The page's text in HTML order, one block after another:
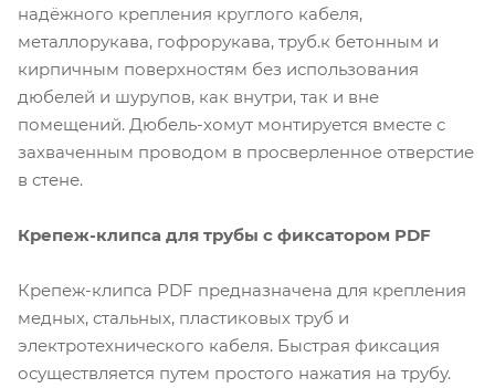
надёжного крепления круглого кабеля,
металлорукава, гофрорукава, труб.к бетонным и
кирпичным поверхностям без использования
дюбелей и шурупов, как внутри, так и вне
помещений. Дюбель-хомут монтируется вместе с
захваченным проводом в просверленное отверстие
в стене.
Крепеж-клипса для трубы с фиксатором PDF
Крепеж-клипса PDF предназначена для крепления
медных, стальных, пластиковых труб и
электротехнического кабеля. Быстрая фиксация
осуществляется путем простого нажатия на трубу.